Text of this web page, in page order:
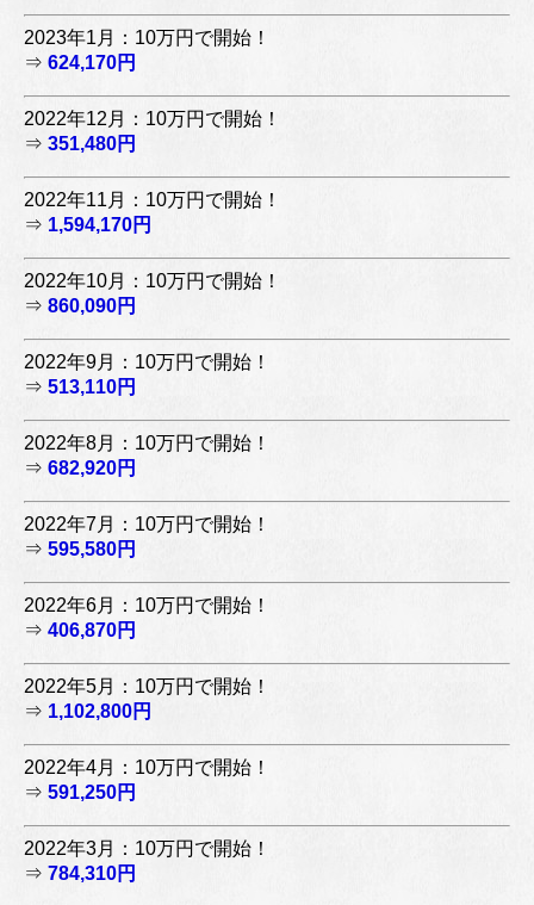
2023年1月：10万円で開始！
⇒ 624,170円
2022年12月：10万円で開始！
⇒ 351,480円
2022年11月：10万円で開始！
⇒ 1,594,170円
2022年10月：10万円で開始！
⇒ 860,090円
2022年9月：10万円で開始！
⇒ 513,110円
2022年8月：10万円で開始！
⇒ 682,920円
2022年7月：10万円で開始！
⇒ 595,580円
2022年6月：10万円で開始！
⇒ 406,870円
2022年5月：10万円で開始！
⇒ 1,102,800円
2022年4月：10万円で開始！
⇒ 591,250円
2022年3月：10万円で開始！
⇒ 784,310円